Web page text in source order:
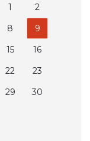
1
2
8
9
15
16
22
23
29
30